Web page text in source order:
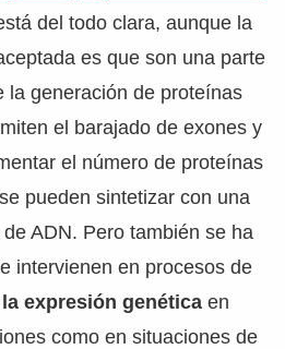
del todo clara, aunque la
es que son una parte
la generación de proteínas
el barajado de exones y
el número de proteínas
pueden sintetizar con una
ADN. Pero también se ha
intervienen en procesos de
expresión genéticaen
como en situaciones de